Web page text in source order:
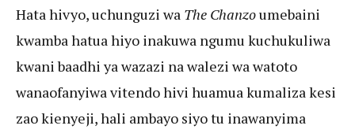
Hata hivyo, uchunguzi wa The Chanzoumebaini
kwamba hatua hiyo inakuwa ngumu kuchukuliwa
kwani baadhi ya wazazi na walezi wa watoto
wanaofanyiwa vitendo hivi huamua kumaliza kesi
zao kienyeji, hali ambayo siyo tu inawanyima